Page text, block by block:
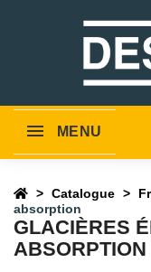
MENU
Catalogue
absorption
GLACIÈRES
ABSORPTION